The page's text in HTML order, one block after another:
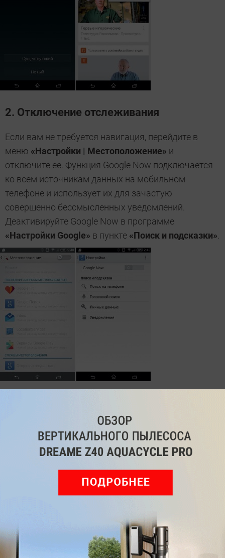
2. Отключение отслеживания
Если вам не требуется навигация, перейдите в
меню «Настройки | Местоположение» и
отключите ее. Функция Google Now подключается
ко всем источникам данных на мобильном
телефоне и использует их для зачастую
совершенно бессмысленных уведомлений.
Деактивируйте Google Now в программе
«Настройки Google» в пункте «Поиск и подсказки».
В приложении«Настройки Google»нажмите на
«Реклама»и установите галочку в пункте
«Отключить показ рекламы». Кроме этого не
повредит сбрасывать ваш рекламный
идентификатор ID с помощью расположенного
таких данных, как ваши пароли для Wi-Fi, откройте
настройки Android и перейдите в меню«Резервное